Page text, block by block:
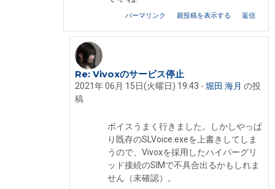
パーマリンク 親投稿を表示する 返信
堀田 海月 への返信
Re: Vivoxのサービス停止
2021年 06月 15日(火曜日) 19:43 - 堀田 海月 の投
稿
ボイスうまく行きました。しかしやっぱ
り既存のSLVoice.exeを上書きしてしま
うので、Vivoxを採用したハイパーグリ
ッド接続のSIMで不具合出るかもしれま
せん（未確認）。